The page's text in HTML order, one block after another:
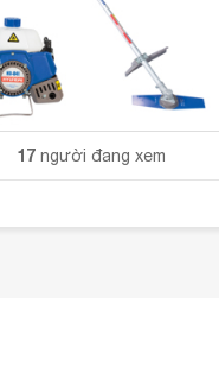
17 người đang xem